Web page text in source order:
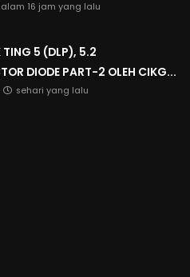
16 jam yang lalu
5 (DLP), 5.2
DIODE PART-2 OLEH CIKG...
sehari yang lalu